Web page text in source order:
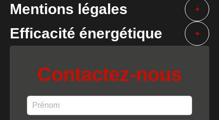
Mentions légales +
Efficacité énergétique +
Contactez-nous